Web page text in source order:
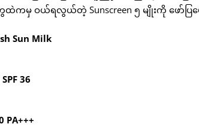
ထဲကမှ ဝယ်ရလွယ်တဲ့ Sunscreen ၅ မျိုးကို ဖော်ပ
Sun Milk
36
PA+++